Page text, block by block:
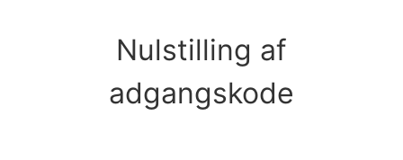
Nulstilling af
adgangskode